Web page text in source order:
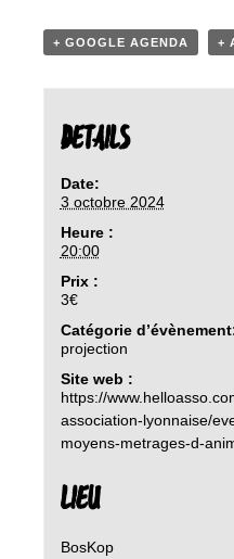
+ GOOGLE AGENDA +
DETAILS
Date:
3 octobre 2024
Heure :
20:00
Prix :
3€
Catégorie
projection
Site web :
https://
association-lyonnaise/
moyens-metrages-d-
LIEU
BosKop